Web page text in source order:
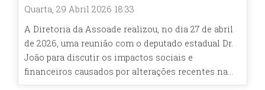
Quarta, 29 Abril 2026 18:33
A Diretoria da Assoade realizou, no dia 27 de abril
de 2026, uma reunião com o deputado estadual Dr.
João para discutir os impactos sociais e
financeiros causados por alterações recentes na...